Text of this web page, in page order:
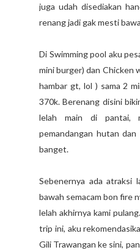
juga udah disediakan
renang jadi gak mesti
Di Swimming pool aku
mini burger) dan Chicken
hambar gt, lol ) sama 2
370k. Berenang disini
lelah main di pantai,
pemandangan hutan
banget.
Sebenernya ada atraksi
bawah semacam bon fire
lelah akhirnya kami
trip ini, aku
Gili Trawangan ke sini,